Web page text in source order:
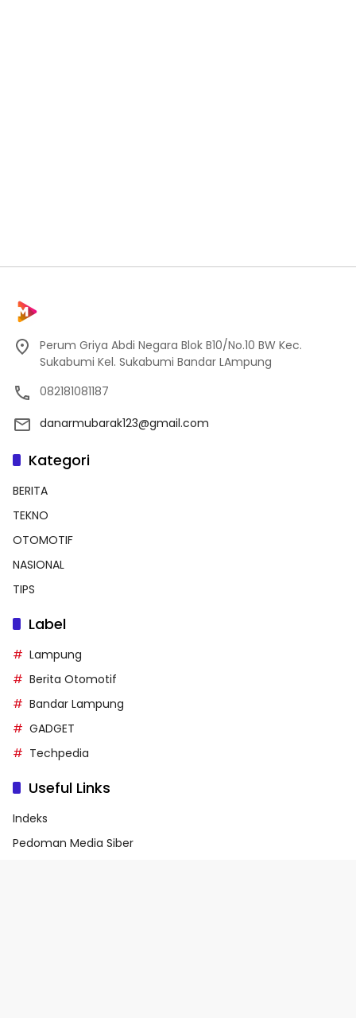
Perum Griya Abdi Negara Blok B10/No.10 BW Kec.
Sukabumi Kel. Sukabumi Bandar LAmpung
082181081187
danarmubarak123@gmail.com
Kategori
BERITA
TEKNO
OTOMOTIF
NASIONAL
TIPS
Label
Lampung
Berita Otomotif
Bandar Lampung
GADGET
Techpedia
Useful Links
Indeks
Pedoman Media Siber